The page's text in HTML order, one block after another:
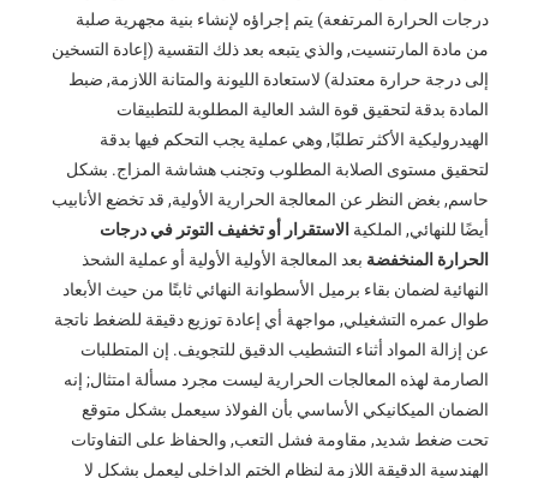
درجات الحرارة المرتفعة) يتم إجراؤه لإنشاء بنية مجهرية صلبة
من مادة المارتنسيت, والذي يتبعه بعد ذلك التقسية (إعادة التسخين
إلى درجة حرارة معتدلة) لاستعادة الليونة والمتانة اللازمة, ضبط
المادة بدقة لتحقيق قوة الشد العالية المطلوبة للتطبيقات
الهيدروليكية الأكثر تطلبًا, وهي عملية يجب التحكم فيها بدقة
لتحقيق مستوى الصلابة المطلوب وتجنب هشاشة المزاج. بشكل
حاسم, بغض النظر عن المعالجة الحرارية الأولية, قد تخضع الأنابيب
أيضًا للنهائي, الملكية الاستقرار أو تخفيف التوتر في درجات
الحرارة المنخفضة بعد المعالجة الأولية الأولية أو عملية الشحذ
النهائية لضمان بقاء برميل الأسطوانة النهائي ثابتًا من حيث الأبعاد
طوال عمره التشغيلي, مواجهة أي إعادة توزيع دقيقة للضغط ناتجة
عن إزالة المواد أثناء التشطيب الدقيق للتجويف. إن المتطلبات
الصارمة لهذه المعالجات الحرارية ليست مجرد مسألة امتثال; إنه
الضمان الميكانيكي الأساسي بأن الفولاذ سيعمل بشكل متوقع
تحت ضغط شديد, مقاومة فشل التعب, والحفاظ على التفاوتات
الهندسية الدقيقة اللازمة لنظام الختم الداخلي ليعمل بشكل لا